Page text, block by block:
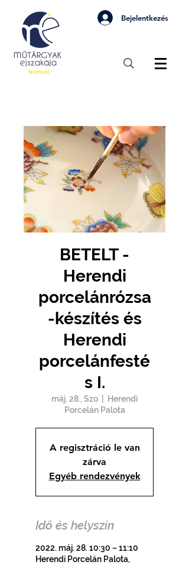
Bejelentkezés
BETELT -
Herendi
porcelánrózsa
-készítés és
Herendi
porcelánfesté
s I.
máj. 28., Szo
Herendi
Porcelán Palota
A regisztráció le van
zárva
Egyéb rendezvények
Idő és helyszín
2022. máj. 28. 10:30 – 11:10
Herendi Porcelán Palota,